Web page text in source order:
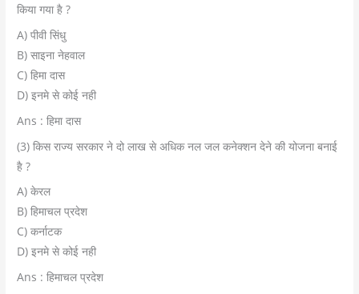
किया गया है ?
A) पीवी सिंधु
B) साइना नेहवाल
C) हिमा दास
D) इनमे से कोई नही
Ans : हिमा दास
(3) किस राज्य सरकार ने दो लाख से अधिक नल जल कनेक्शन देने की योजना बनाई
है ?
A) केरल
B) हिमाचल प्रदेश
C) कर्नाटक
D) इनमे से कोई नही
Ans : हिमाचल प्रदेश